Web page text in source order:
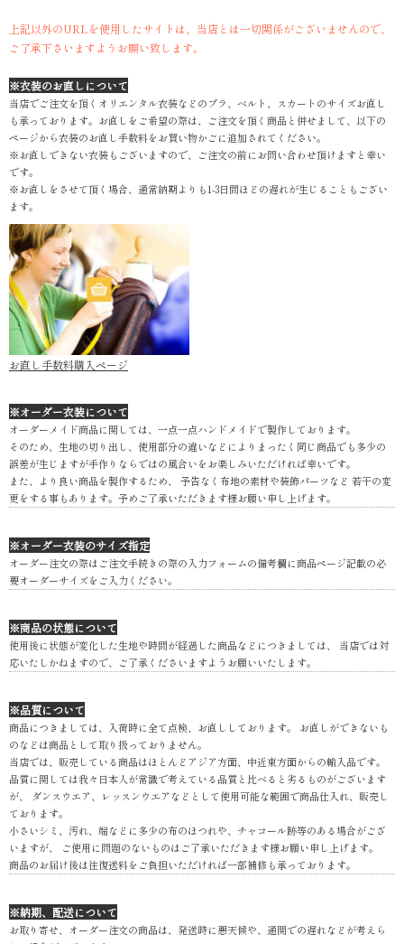
上記以外のURLを使用したサイトは、当店とは一切関係がございませんので、
ご了承下さいますようお願い致します。
※衣装のお直しについて
当店でご注文を頂くオリエンタル衣装などのブラ、ベルト、スカートのサイズお直し
も承っております。お直しをご希望の際は、ご注文を頂く商品と併せまして、以下の
ページから衣装のお直し手数料をお買い物かごに追加されてください。
※お直しできない衣装もございますので、ご注文の前にお問い合わせ頂けますと幸い
です。
※お直しをさせて頂く場合、通常納期よりも1-3日間ほどの遅れが生じることもござい
ます。
お直し手数料購入ページ
※オーダー衣装について
オーダーメイド商品に関しては、一点一点ハンドメイドで製作しております。
そのため、生地の切り出し、使用部分の違いなどによりまったく同じ商品でも多少の
誤差が生じますが手作りならではの風合いをお楽しみいただければ幸いです。
また、より良い商品を製作するため、 予告なく布地の素材や装飾パーツなど 若干の変
更をする事もあります。予めご了承いただきます様お願い申し上げます。
※オーダー衣装のサイズ指定
オーダー注文の際はご注文手続きの際の入力フォームの備考欄に商品ページ記載の必
要オーダーサイズをご入力ください。
※商品の状態について
使用後に状態が変化した生地や時間が経過した商品などにつきましては、 当店では対
応いたしかねますので、ご了承くださいますようお願いいたします。
※品質について
商品につきましては、入荷時に全て点検、お直ししております。 お直しができないも
のなどは商品として取り扱っておりません。
当店では、販売している商品はほとんどアジア方面、中近東方面からの輸入品です。
品質に関しては我々日本人が常識で考えている品質と比べると劣るものがございます
が、 ダンスウエア、レッスンウエアなどとして使用可能な範囲で商品仕入れ、販売し
ております。
小さいシミ、汚れ、端などに多少の布のほつれや、チャコール跡等のある場合がござ
いますが、 ご使用に問題のないものはご了承いただきます様お願い申し上げます。
商品のお届け後は往復送料をご負担いただければ一部補修も承っております。
※納期、配送について
お取り寄せ、オーダー注文の商品は、発送時に悪天候や、通関での遅れなどが考えら